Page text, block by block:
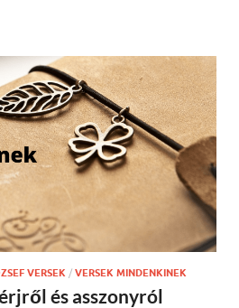
VERSEK / VERSEK MINDENKINEK
és asszonyról